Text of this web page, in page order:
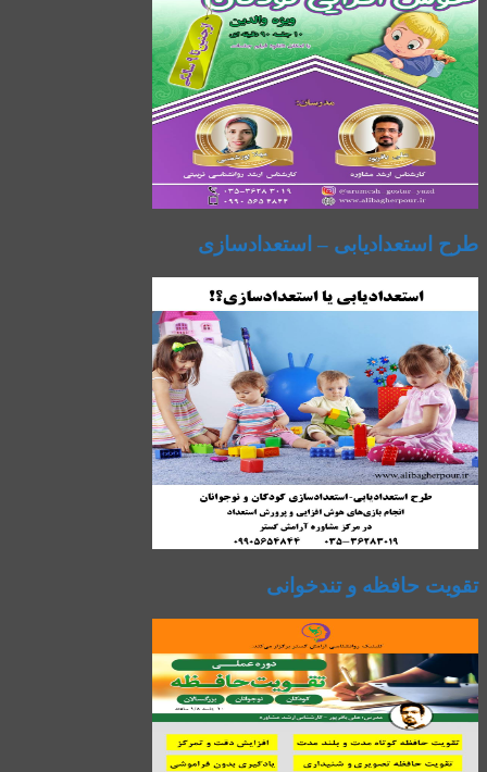
طرح استعدادیابی – استعدادسازی
تقویت حافظه و تندخوانی